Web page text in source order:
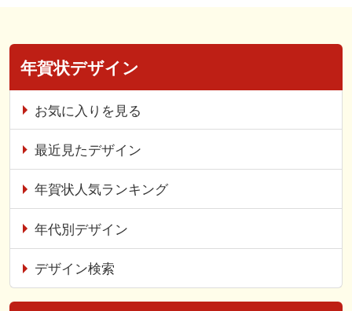
年賀状デザイン
お気に入りを見る
最近見たデザイン
年賀状人気ランキング
年代別デザイン
デザイン検索